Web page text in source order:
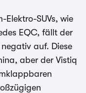
Elektro-SUVs, wie
EQC, fällt der
auf. Diese
aber der Vistiq